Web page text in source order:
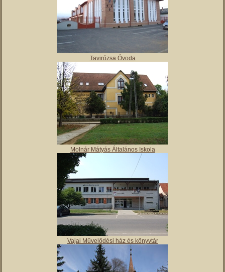
Tavirózsa Óvoda
Molnár Mátyás Általános Iskola
Vajai Művelődési ház és könyvtár